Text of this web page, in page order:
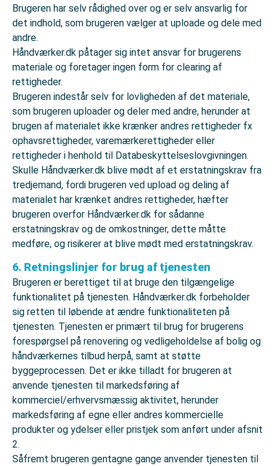
Brugeren har selv rådighed over og er selv ansvarlig for
det indhold, som brugeren vælger at uploade og dele med
andre.
Håndværker.dk påtager sig intet ansvar for brugerens
materiale og foretager ingen form for clearing af
rettigheder.
Brugeren indestår selv for lovligheden af det materiale,
som brugeren uploader og deler med andre, herunder at
brugen af materialet ikke krænker andres rettigheder fx
ophavsrettigheder, varemærkerettigheder eller
rettigheder i henhold til Databeskyttelseslovgivningen.
Skulle Håndværker.dk blive mødt af et erstatningskrav fra
tredjemand, fordi brugeren ved upload og deling af
materialet har krænket andres rettigheder, hæfter
brugeren overfor Håndværker.dk for sådanne
erstatningskrav og de omkostninger, dette måtte
medføre, og risikerer at blive mødt med erstatningskrav.
6. Retningslinjer for brug af tjenesten
Brugeren er berettiget til at bruge den tilgængelige
funktionalitet på tjenesten. Håndværker.dk forbeholder
sig retten til løbende at ændre funktionaliteten på
tjenesten. Tjenesten er primært til brug for brugerens
forespørgsel på renovering og vedligeholdelse af bolig og
håndværkernes tilbud herpå, samt at støtte
byggeprocessen. Det er ikke tilladt for brugeren at
anvende tjenesten til markedsføring af
kommerciel/erhvervsmæssig aktivitet, herunder
markedsføring af egne eller andres kommercielle
produkter og ydelser eller pristjek som anført under afsnit
2.
Såfremt brugeren gentagne gange anvender tjenesten til